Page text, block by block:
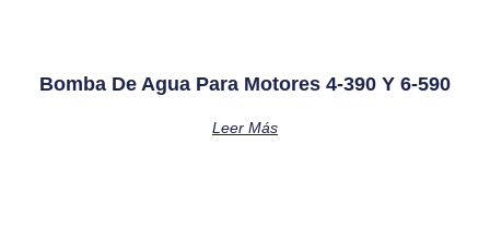
Bomba De Agua Para Motores 4-390 Y 6-590
Leer Más